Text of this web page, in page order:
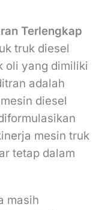
Terlengkap
truk diesel
oli yang dimiliki
adalah
diesel
mesin truk
tetap dalam
masih